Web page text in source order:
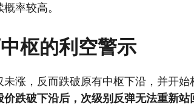
率较高。
枢的利空警示
涨，反而跌破原有中枢下沿，并开
价跌破下沿后，次级别反弹无法重新